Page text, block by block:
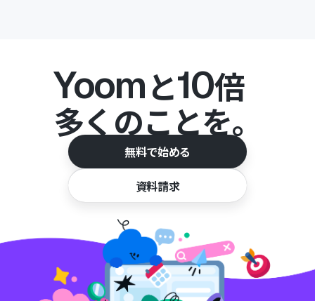
Yoomと10倍
多くのことを。
無料で始める
資料請求